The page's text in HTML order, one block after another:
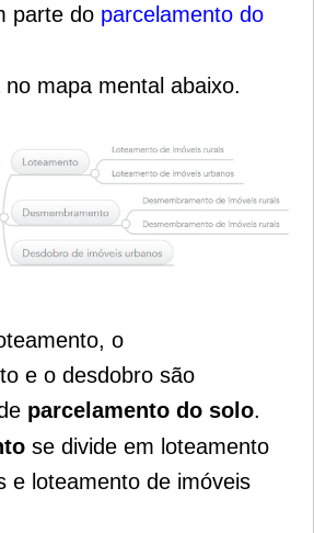
parte do parcelamento do
mapa mental abaixo.
o
e o desdobro são
parcelamento do solo.
se divide em loteamento
e loteamento de imóveis